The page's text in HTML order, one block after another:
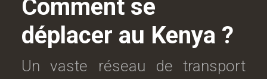
Comment se
déplacer au Kenya ?
Un vaste réseau de transport